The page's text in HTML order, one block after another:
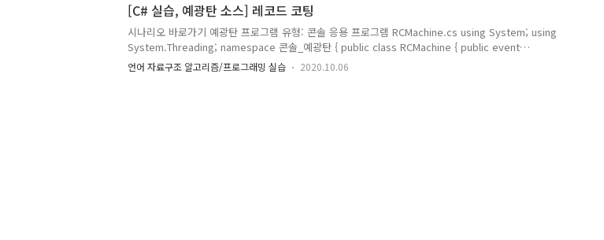
DPanel:System.Windows.Forms.Panel { public DPanel() {
SetStyle(System.Windows.Forms..
[C# 실습, 예광탄 소스] 레코드 코팅
시나리오 바로가기 예광탄 프로그램 유형: 콘솔 응용 프로그램 RCMachine.cs using System; using
System.Threading; namespace 콘솔_예광탄 { public class RCMachine { public event
CotingEventHandler OnCoting; int rarea; /// /// 레코드 단위 면적 /// public int RArea { get { return
rarea; } set { Random rand = new Random(); rarea = value; cmaxavailcnt = rand.Next(200) + 900; } } ///
언어 자료구조 알고리즘/프로그래밍 실습 2020.10.06